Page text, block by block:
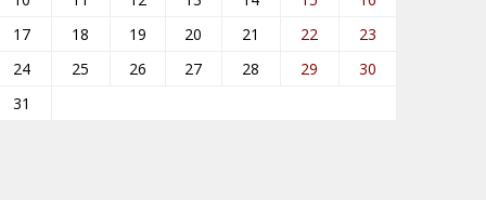
17
18 19 20 21 22
23
24
25 26 27 28 29
30
31